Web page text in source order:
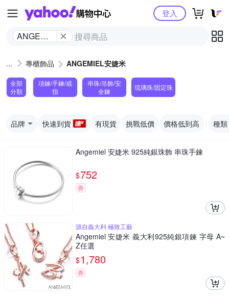
Yahoo購物中心
ANGEMIEL
登入
專櫃飾品 ANGEMIEL安婕米
全部
分類
項鍊/手鍊/戒
指
串珠/吊飾/安
全鍊
琉璃珠/固定珠
品牌 快速到貨 有現貨 挑戰低價 價格低到高 種類
Angemiel 安婕米 925純銀珠飾 串珠手鍊
$752
券
源自義大利 極致工藝
Angemiel 安婕米 義大利925純銀項鍊 字母 A~
Z任選
$1,780
券